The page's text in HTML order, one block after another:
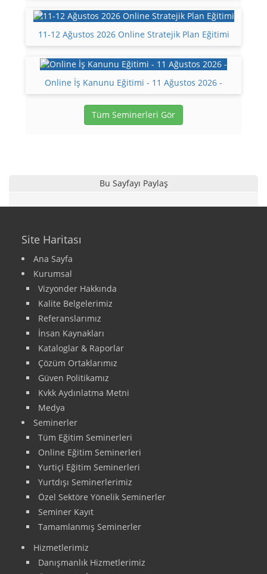
11-12 Ağustos 2026 Online Stratejik Plan Eğitimi
Online İş Kanunu Eğitimi - 11 Ağustos 2026 -
Tüm Seminerleri Gör
Bu Sayfayı Paylaş
Site Haritası
Ana Sayfa
Kurumsal
Vizyonder Hakkında
Kalite Belgelerimiz
Referanslarımız
İnsan Kaynakları
Kataloglar & Raporlar
Çözüm Ortaklarımız
Güven Politikamız
Kvkk Aydınlatma Metni
Medya
Seminerler
Tüm Eğitim Seminerleri
Online Eğitim Seminerleri
Yurtiçi Eğitim Seminerleri
Yurtdışı Seminerlerimiz
Özel Sektöre Yönelik Seminerler
Seminer Kayıt
Tamamlanmış Seminerler
Hizmetlerimiz
Danışmanlık Hizmetlerimiz